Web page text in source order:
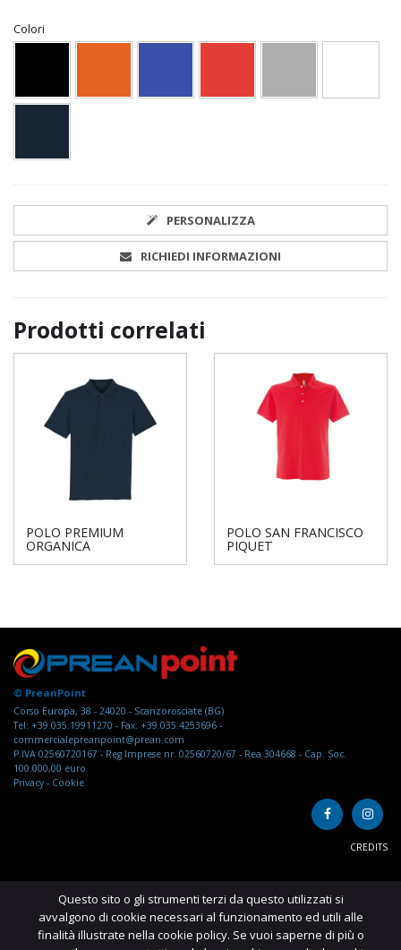
Colori
PERSONALIZZA
RICHIEDI INFORMAZIONI
Prodotti correlati
POLO PREMIUM
ORGANICA
POLO SAN FRANCISCO
PIQUET
© PreanPoint
Corso Europa, 38 - 24020 - Scanzorosciate (BG)
Tel: +39.035.19911270 - Fax: +39.035.4253696 -
commercialepreanpoint@prean.com
P.IVA 02560720167 - Reg Imprese nr. 02560720/67 - Rea 304668 - Cap. Soc.
100.000,00 euro
Privacy - Cookie
CREDITS
Questo sito o gli strumenti terzi da questo utilizzati si
avvalgono di cookie necessari al funzionamento ed utili alle
finalità illustrate nella cookie policy. Se vuoi saperne di più o